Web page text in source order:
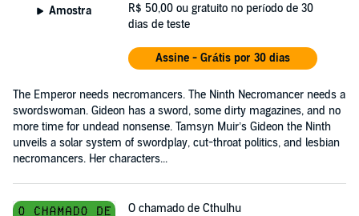
Amostra R$ 50,00 ou gratuito no período de 30
dias de teste
Assine - Grátis por 30 dias
The Emperor needs necromancers. The Ninth Necromancer needs a
swordswoman. Gideon has a sword, some dirty magazines, and no
more time for undead nonsense. Tamsyn Muir’s Gideon the Ninth
unveils a solar system of swordplay, cut-throat politics, and lesbian
necromancers. Her characters...
O chamado de Cthulhu